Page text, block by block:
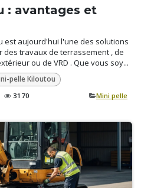
: avantages et
est aujourd'hui l'une des solutions
travaux de terrassement , de
ou de VRD . Que vous soy...
pelle Kiloutou
3170 ​Mini pelle